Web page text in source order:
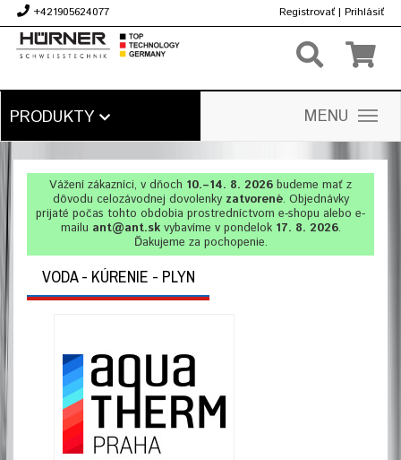
+421905624077 Registrovať | Prihlásiť
PRODUKTY MENU
Vážení zákazníci, v dňoch 10.–14. 8. 2026 budeme mať z
dôvodu celozávodnej dovolenkyzatvorené. Objednávky
prijaté počas tohto obdobia prostredníctvom e-shopu alebo e-
mailu ant@ant.skvybavíme v pondelok 17. 8. 2026.
Ďakujeme za pochopenie.
VODA - KÚRENIE - PLYN